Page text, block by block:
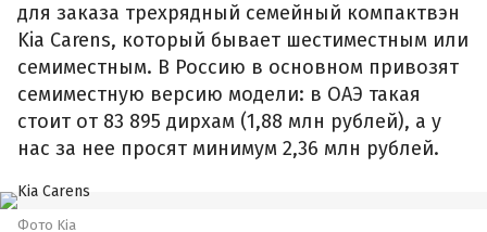
для заказа трехрядный семейный компактвэн
Kia Carens, который бывает шестиместным или
семиместным. В Россию в основном привозят
семиместную версию модели: в ОАЭ такая
стоит от 83 895 дирхам (1,88 млн рублей), а у
нас за нее просят минимум 2,36 млн рублей.
Фото Kia